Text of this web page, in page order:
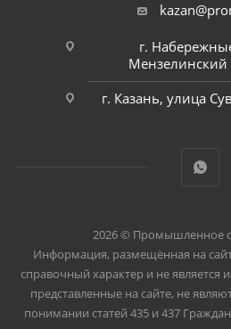
г.
Мензелинский
г. Казань, улица
2026 © Промышленное
Информация, размещённая на
справочный характер и не
представленные на сайте, не
понимании статей 435 и 437